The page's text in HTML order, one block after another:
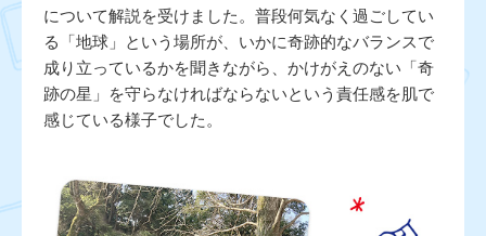
について解説を受けました。普段何気なく過ごしてい
る「地球」という場所が、いかに奇跡的なバランスで
成り立っているかを聞きながら、かけがえのない「奇
跡の星」を守らなければならないという責任感を肌で
感じている様子でした。